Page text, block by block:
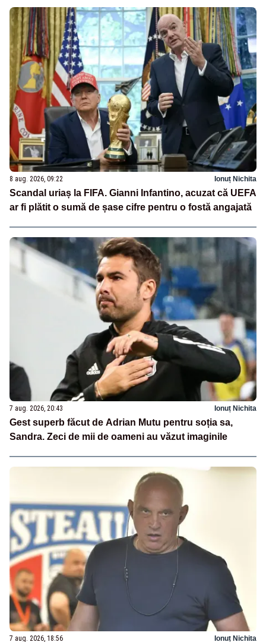
8 aug. 2026, 09:22 Ionuț Nichita
Scandal uriaș la FIFA. Gianni Infantino, acuzat că UEFA
ar fi plătit o sumă de șase cifre pentru o fostă angajată
7 aug. 2026, 20:43 Ionuț Nichita
Gest superb făcut de Adrian Mutu pentru soția sa,
Sandra. Zeci de mii de oameni au văzut imaginile
7 aug. 2026, 18:56 Ionuț Nichita